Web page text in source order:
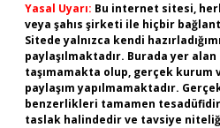
Yasal Uyarı: Bu internet sitesi,
veya şahıs şirketi ile hiçbir
Sitede yalnızca kendi
paylaşılmaktadır. Burada yer
taşımamakta olup, gerçek kurum
paylaşım yapılmamaktadır.
benzerlikleri tamamen
taslak halindedir ve tavsiye